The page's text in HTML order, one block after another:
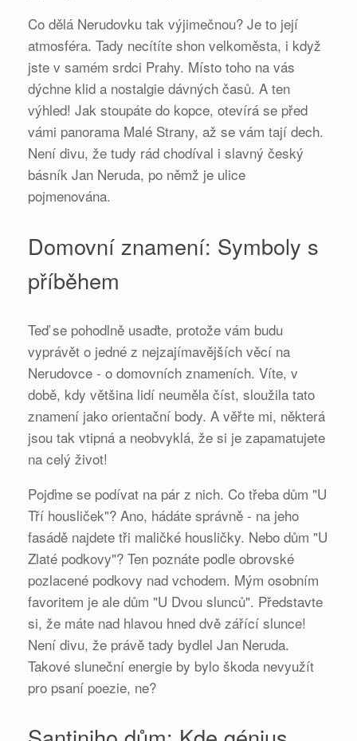
Co dělá Nerudovku tak výjimečnou? Je to její
atmosféra. Tady necítíte shon velkoměsta, i když
jste v samém srdci Prahy. Místo toho na vás
dýchne klid a nostalgie dávných časů. A ten
výhled! Jak stoupáte do kopce, otevírá se před
vámi panorama Malé Strany, až se vám tají dech.
Není divu, že tudy rád chodíval i slavný český
básník Jan Neruda, po němž je ulice
pojmenována.
Domovní znamení: Symboly s
příběhem
Teď se pohodlně usaďte, protože vám budu
vyprávět o jedné z nejzajímavějších věcí na
Nerudovce - o domovních znameních. Víte, v
době, kdy většina lidí neuměla číst, sloužila tato
znamení jako orientační body. A věřte mi, některá
jsou tak vtipná a neobvyklá, že si je zapamatujete
na celý život!
Pojďme se podívat na pár z nich. Co třeba dům "U
Tří housliček"? Ano, hádáte správně - na jeho
fasádě najdete tři maličké housličky. Nebo dům "U
Zlaté podkovy"? Ten poznáte podle obrovské
pozlacené podkovy nad vchodem. Mým osobním
favoritem je ale dům "U Dvou slunců". Představte
si, že máte nad hlavou hned dvě zářící slunce!
Není divu, že právě tady bydlel Jan Neruda.
Takové sluneční energie by bylo škoda nevyužít
pro psaní poezie, ne?